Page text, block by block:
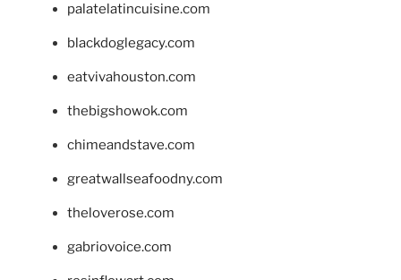
palatelatincuisine.com
blackdoglegacy.com
eatvivahouston.com
thebigshowok.com
chimeandstave.com
greatwallseafoodny.com
theloverose.com
gabriovoice.com